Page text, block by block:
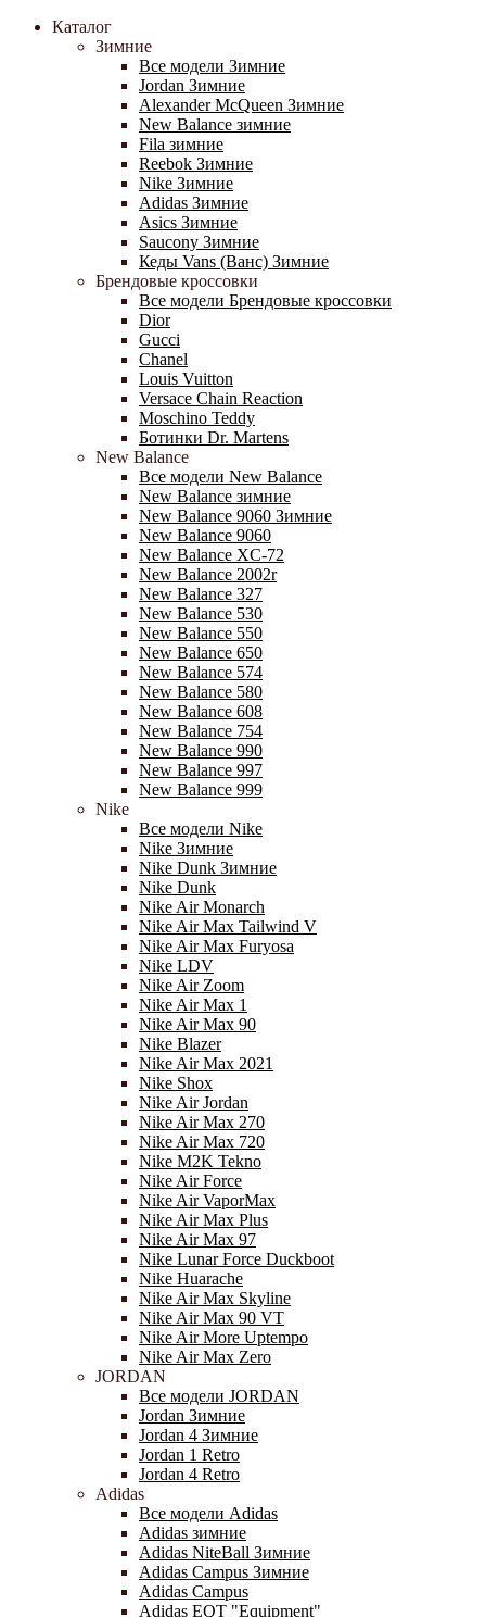
Каталог
Зимние
Все модели Зимние
Jordan Зимние
Alexander McQueen Зимние
New Balance зимние
Fila зимние
Reebok Зимние
Nike Зимние
Adidas Зимние
Asics Зимние
Saucony Зимние
Кеды Vans (Ванс) Зимние
Брендовые кроссовки
Все модели Брендовые кроссовки
Dior
Gucci
Chanel
Louis Vuitton
Versace Chain Reaction
Moschino Teddy
Ботинки Dr. Martens
New Balance
Все модели New Balance
New Balance зимние
New Balance 9060 Зимние
New Balance 9060
New Balance XC-72
New Balance 2002r
New Balance 327
New Balance 530
New Balance 550
New Balance 650
New Balance 574
New Balance 580
New Balance 608
New Balance 754
New Balance 990
New Balance 997
New Balance 999
Nike
Все модели Nike
Nike Зимние
Nike Dunk Зимние
Nike Dunk
Nike Air Monarch
Nike Air Max Tailwind V
Nike Air Max Furyosa
Nike LDV
Nike Air Zoom
Nike Air Max 1
Nike Air Max 90
Nike Blazer
Nike Air Max 2021
Nike Shox
Nike Air Jordan
Nike Air Max 270
Nike Air Max 720
Nike M2K Tekno
Nike Air Force
Nike Air VaporMax
Nike Air Max Plus
Nike Air Max 97
Nike Lunar Force Duckboot
Nike Huarache
Nike Air Max Skyline
Nike Air Max 90 VT
Nike Air More Uptempo
Nike Air Max Zero
JORDAN
Все модели JORDAN
Jordan Зимние
Jordan 4 Зимние
Jordan 1 Retro
Jordan 4 Retro
Adidas
Все модели Adidas
Adidas зимние
Adidas NiteBall Зимние
Adidas Campus Зимние
Adidas Campus
Adidas EQT "Equipment"